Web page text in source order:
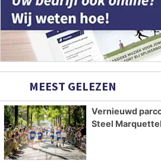
MEEST GELEZEN
Vernieuwd
Steel